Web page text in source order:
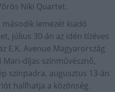
Niki Quartet.
második lemezét kiadó
július 30-án az idén tízéves
E.K. Avenue Magyarország
Mari-díjas színművésznő,
színpadra, augusztus 13-án
hallhatja a közönség.